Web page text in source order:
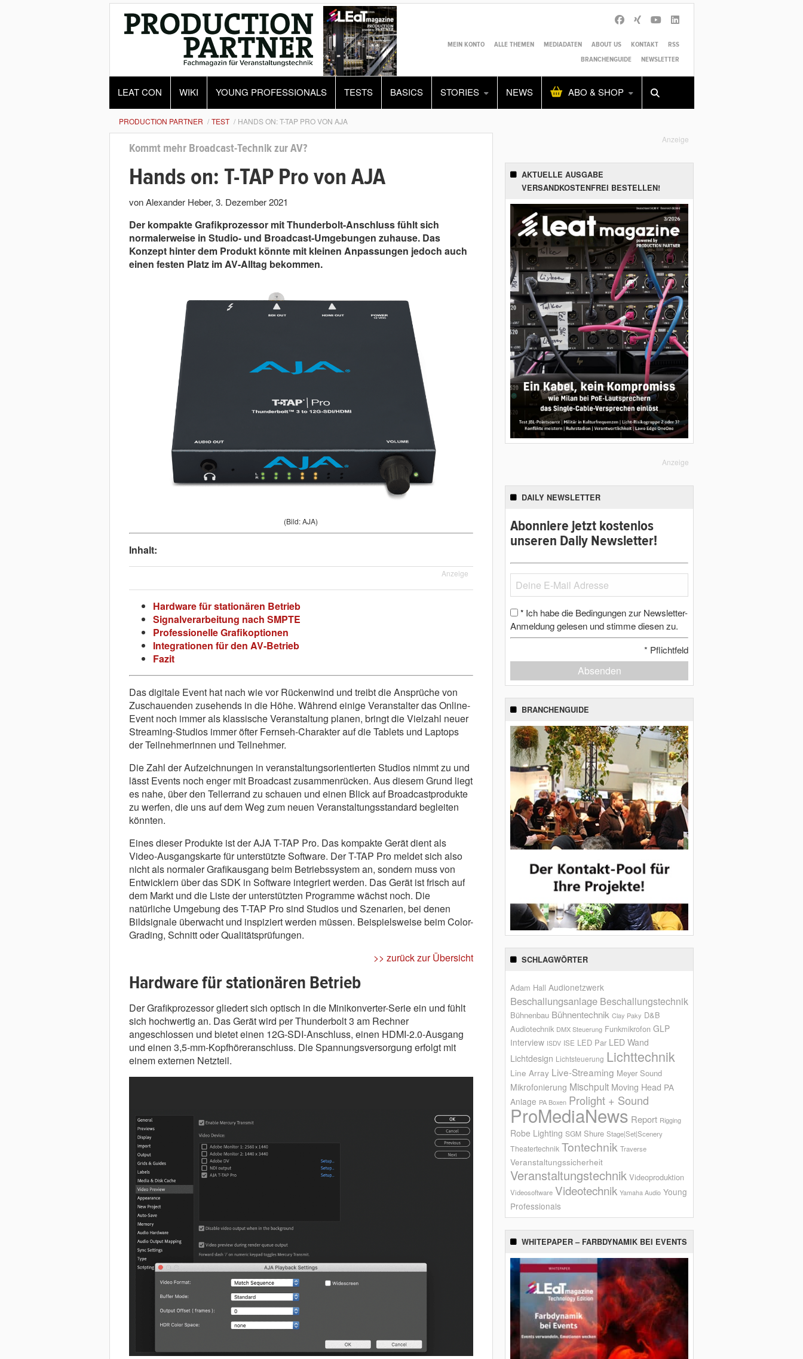
MEIN KONTO ALLE THEMEN MEDIADATEN ABOUT US KONTAKT
RSS
BRANCHENGUIDE
NEWSLETTER
LEAT CON WIKI YOUNG PROFESSIONALS TESTS BASICS STORIES NEWS ABO & SHOP
Alles Shop SUCHEN
PRODUCTION PARTNER TEST HANDS ON: T-TAP PRO VON AJA
Kommt mehr Broadcast-Technik zur AV?
Hands on: T-TAP Pro von AJA
von Alexander Heber, 3. Dezember 2021
Der kompakte Grafikprozessor mit Thunderbolt-Anschluss fühlt sich
normalerweise in Studio- und Broadcast-Umgebungen zuhause. Das
Konzept hinter dem Produkt könnte mit kleinen Anpassungen jedoch auch
einen festen Platz im AV-Alltag bekommen.
(Bild: AJA)
Inhalt:
Anzeige
Hardware für stationären Betrieb
Signalverarbeitung nach SMPTE
Professionelle Grafikoptionen
Integrationen für den AV-Betrieb
Fazit
Das digitale Event hat nach wie vor Rückenwind und treibt die Ansprüche von
Zuschauenden zusehends in die Höhe. Während einige Veranstalter das Online-
Event noch immer als klassische Veranstaltung planen, bringt die Vielzahl neuer
Streaming-Studios immer öfter Fernseh-Charakter auf die Tablets und Laptops
der Teilnehmerinnen und Teilnehmer.
Die Zahl der Aufzeichnungen in veranstaltungsorientierten Studios nimmt zu und
lässt Events noch enger mit Broadcast zusammenrücken. Aus diesem Grund liegt
es nahe, über den Tellerrand zu schauen und einen Blick auf Broadcastprodukte
zu werfen, die uns auf dem Weg zum neuen Veranstaltungsstandard begleiten
könnten.
Eines dieser Produkte ist der AJA T-TAP Pro. Das kompakte Gerät dient als
Video-Ausgangskarte für unterstützte Software. Der T-TAP Pro meldet sich also
nicht als normaler Grafikausgang beim Betriebssystem an, sondern muss von
Entwicklern über das SDK in Software integriert werden. Das Gerät ist frisch auf
dem Markt und die Liste der unterstützten Programme wächst noch. Die
natürliche Umgebung des T-TAP Pro sind Studios und Szenarien, bei denen
Bildsignale überwacht und inspiziert werden müssen. Beispielsweise beim Color-
Grading, Schnitt oder Qualitätsprüfungen.
>> zurück zur Übersicht
Hardware für stationären Betrieb
Der Grafikprozessor gliedert sich optisch in die Minikonverter-Serie ein und fühlt
sich hochwertig an. Das Gerät wird per Thunderbolt 3 am Rechner
angeschlossen und bietet einen 12G-SDI-Anschluss, einen HDMI-2.0-Ausgang
und einen 3,5-mm-Kopfhöreranschluss. Die Spannungsversorgung erfolgt mit
einem externen Netzteil.
Anzeige
AKTUELLE AUSGABE
VERSANDKOSTENFREI BESTELLEN!
Anzeige
DAILY NEWSLETTER
Abonniere jetzt kostenlos
unseren Daily Newsletter!
* Ich habe die Bedingungen zur Newsletter-
Anmeldung gelesen und stimme diesen zu.
* Pflichtfeld
Absenden
BRANCHENGUIDE
SCHLAGWÖRTER
Adam Hall Audionetzwerk
Beschallungsanlage Beschallungstechnik
Bühnenbau Bühnentechnik Clay Paky D&B
Audiotechnik DMX Steuerung Funkmikrofon GLP
Interview ISDV ISE LED Par LED Wand
Lichtdesign Lichtsteuerung Lichttechnik
Line Array Live-Streaming Meyer Sound
Mikrofonierung Mischpult Moving Head PA
Anlage PA Boxen Prolight + Sound
ProMediaNews Report Rigging
Robe Lighting SGM Shure Stage|Set|Scenery
Theatertechnik Tontechnik Traverse
Veranstaltungssicherheit
Veranstaltungstechnik Videoproduktion
Videosoftware Videotechnik Yamaha Audio Young
Professionals
WHITEPAPER – FARBDYNAMIK BEI EVENTS